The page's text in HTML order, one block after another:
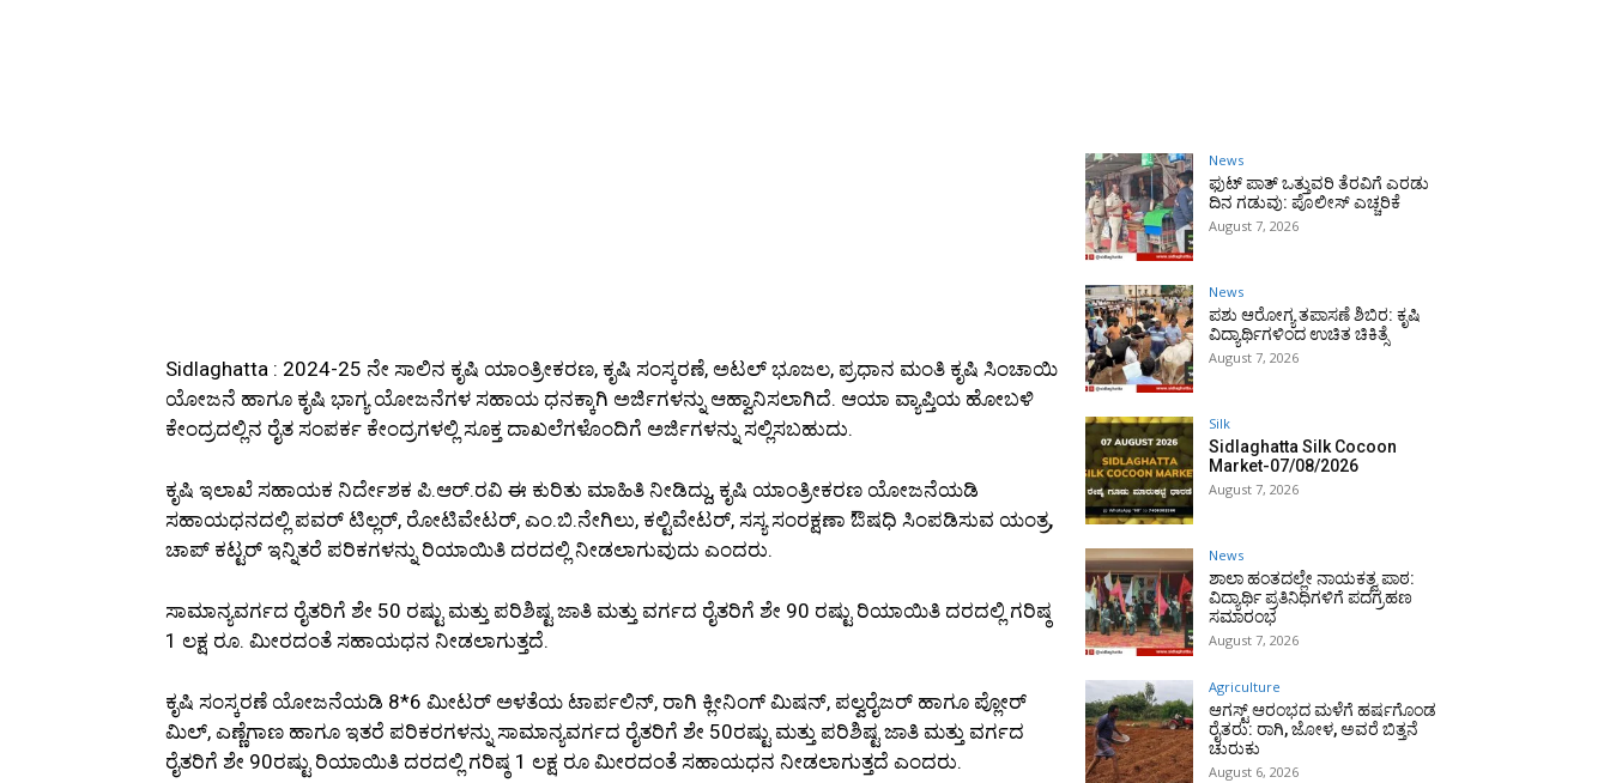
Sidlaghatta : 2024-25 ನೇ ಸಾಲಿನ ಕೃಷಿ ಯಾಂತ್ರೀಕರಣ, ಕೃಷಿ ಸಂಸ್ಕರಣೆ, ಅಟಲ್ ಭೂಜಲ, ಪ್ರಧಾನ ಮಂತಿ ಕೃಷಿ ಸಿಂಚಾಯಿ
ಯೋಜನೆ ಹಾಗೂ ಕೃಷಿ ಭಾಗ್ಯ ಯೋಜನೆಗಳ ಸಹಾಯ ಧನಕ್ಕಾಗಿ ಅರ್ಜಿಗಳನ್ನು ಆಹ್ವಾನಿಸಲಾಗಿದೆ. ಆಯಾ ವ್ಯಾಪ್ತಿಯ ಹೋಬಳಿ
ಕೇಂದ್ರದಲ್ಲಿನ ರೈತ ಸಂಪರ್ಕ ಕೇಂದ್ರಗಳಲ್ಲಿ ಸೂಕ್ತ ದಾಖಲೆಗಳೊಂದಿಗೆ ಅರ್ಜಿಗಳನ್ನು ಸಲ್ಲಿಸಬಹುದು.
ಕೃಷಿ ಇಲಾಖೆ ಸಹಾಯಕ ನಿರ್ದೇಶಕ ಪಿ.ಆರ್.ರವಿ ಈ ಕುರಿತು ಮಾಹಿತಿ ನೀಡಿದ್ದು, ಕೃಷಿ ಯಾಂತ್ರೀಕರಣ ಯೋಜನೆಯಡಿ
ಸಹಾಯಧನದಲ್ಲಿ ಪವರ್ ಟಿಲ್ಲರ್, ರೋಟಿವೇಟರ್, ಎಂ.ಬಿ.ನೇಗಿಲು, ಕಲ್ಟಿವೇಟರ್, ಸಸ್ಯ ಸಂರಕ್ಷಣಾ ಔಷಧಿ ಸಿಂಪಡಿಸುವ ಯಂತ್ರ,
ಚಾಪ್ ಕಟ್ಟರ್ ಇನ್ನಿತರೆ ಪರಿಕಗಳನ್ನು ರಿಯಾಯಿತಿ ದರದಲ್ಲಿ ನೀಡಲಾಗುವುದು ಎಂದರು.
ಸಾಮಾನ್ಯವರ್ಗದ ರೈತರಿಗೆ ಶೇ 50 ರಷ್ಟು ಮತ್ತು ಪರಿಶಿಷ್ಟ ಜಾತಿ ಮತ್ತು ವರ್ಗದ ರೈತರಿಗೆ ಶೇ 90 ರಷ್ಟು ರಿಯಾಯಿತಿ ದರದಲ್ಲಿ ಗರಿಷ್ಠ
1 ಲಕ್ಷ ರೂ. ಮೀರದಂತೆ ಸಹಾಯಧನ ನೀಡಲಾಗುತ್ತದೆ.
ಕೃಷಿ ಸಂಸ್ಕರಣೆ ಯೋಜನೆಯಡಿ 8*6 ಮೀಟರ್ ಅಳತೆಯ ಟಾರ್ಪಲಿನ್, ರಾಗಿ ಕ್ಲೀನಿಂಗ್ ಮಿಷನ್, ಪಲ್ವರೈಜರ್ ಹಾಗೂ ಪ್ಲೋರ್‌
ಮಿಲ್, ಎಣ್ಣೆಗಾಣ ಹಾಗೂ ಇತರೆ ಪರಿಕರಗಳನ್ನು ಸಾಮಾನ್ಯವರ್ಗದ ರೈತರಿಗೆ ಶೇ 50ರಷ್ಟು ಮತ್ತು ಪರಿಶಿಷ್ಟ ಜಾತಿ ಮತ್ತು ವರ್ಗದ
ರೈತರಿಗೆ ಶೇ 90ರಷ್ಟು ರಿಯಾಯಿತಿ ದರದಲ್ಲಿ ಗರಿಷ್ಠ 1 ಲಕ್ಷ ರೂ ಮೀರದಂತೆ ಸಹಾಯಧನ ನೀಡಲಾಗುತ್ತದೆ ಎಂದರು.
News
ಫುಟ್‌ ಪಾತ್ ಒತ್ತುವರಿ ತೆರವಿಗೆ ಎರಡು
ದಿನ ಗಡುವು: ಪೊಲೀಸ್ ಎಚ್ಚರಿಕೆ
August 7, 2026
News
ಪಶು ಆರೋಗ್ಯ ತಪಾಸಣೆ ಶಿಬಿರ: ಕೃಷಿ
ವಿದ್ಯಾರ್ಥಿಗಳಿಂದ ಉಚಿತ ಚಿಕಿತ್ಸೆ
August 7, 2026
Silk
Sidlaghatta Silk Cocoon
Market-07/08/2026
August 7, 2026
News
ಶಾಲಾ ಹಂತದಲ್ಲೇ ನಾಯಕತ್ವ ಪಾಠ:
ವಿದ್ಯಾರ್ಥಿ ಪ್ರತಿನಿಧಿಗಳಿಗೆ ಪದಗ್ರಹಣ
ಸಮಾರಂಭ
August 7, 2026
Agriculture
ಆಗಸ್ಟ್ ಆರಂಭದ ಮಳೆಗೆ ಹರ್ಷಗೊಂಡ
ರೈತರು: ರಾಗಿ, ಜೋಳ, ಅವರೆ ಬಿತ್ತನೆ
ಚುರುಕು
August 6, 2026